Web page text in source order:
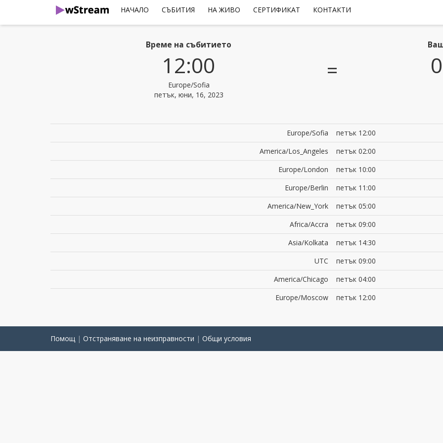
НАЧАЛО СЪБИТИЯ НА ЖИВО СЕРТИФИКАТ КОНТАКТИ
Време на събитието
12:00
Europe/Sofia
петък, юни, 16, 2023
=
Europe/Sofia
петък 12:00
America/Los_Angeles
петък 02:00
Europe/London
петък 10:00
Europe/Berlin
петък 11:00
America/New_York
петък 05:00
Africa/Accra
петък 09:00
Asia/Kolkata
петък 14:30
UTC
петък 09:00
America/Chicago
петък 04:00
Europe/Moscow
петък 12:00
Помощ | Отстраняване на неизправности | Общи условия